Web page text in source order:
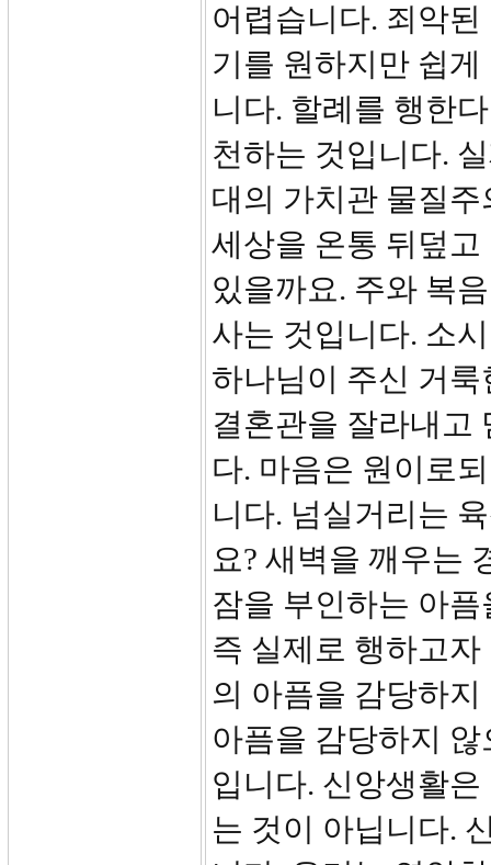
어렵습니다. 죄악
기를 원하지만 쉽
니다. 할례를 행한
천하는 것입니다.
대의 가치관 물질
세상을 온통 뒤덮
있을까요. 주와 복
사는 것입니다. 소
하나님이 주신 거
결혼관을 잘라내고
다. 마음은 원이로
니다. 넘실거리는
요? 새벽을 깨우는
잠을 부인하는 아
즉 실제로 행하고
의 아픔을 감당하
아픔을 감당하지
입니다. 신앙생활
는 것이 아닙니다.